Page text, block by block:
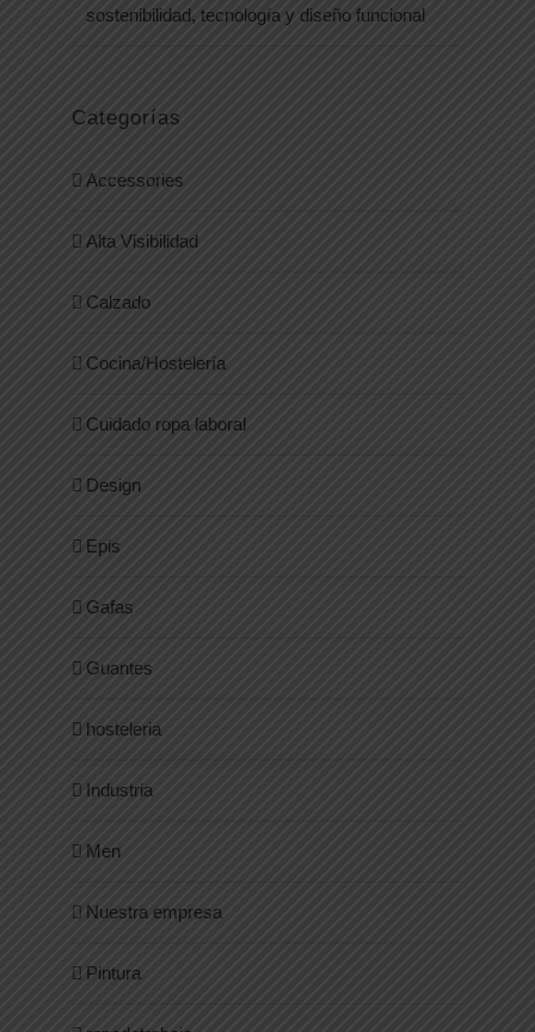
sostenibilidad, tecnología y diseño funcional
Categorías
Accessories
Alta Visibilidad
Calzado
Cocina/Hostelería
Cuidado ropa laboral
Design
Epis
Gafas
Guantes
hosteleria
Industria
Men
Nuestra empresa
Pintura